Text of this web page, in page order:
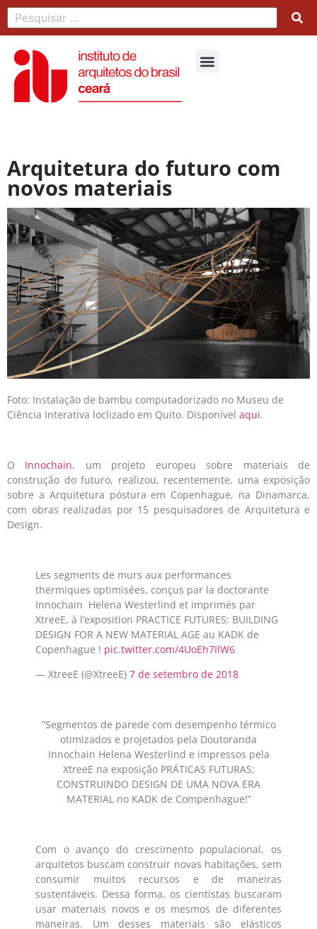
Arquitetura do futuro com
novos materiais
Foto: Instalação de bambu computadorizado no Museu de
Ciência Interativa loclizado em Quito. Disponível aqui.
O Innochain, um projeto europeu sobre materiais de
construção do futuro, realizou, recentemente, uma exposição
sobre a Arquitetura póstura em Copenhague, na Dinamarca,
com obras realizadas por 15 pesquisadores de Arquitetura e
Design.
Les segments de murs aux performances
thermiques optimisées, conçus par la doctorante
Innochain Helena Westerlind et imprimés par
XtreeE, à l’exposition PRACTICE FUTURES: BUILDING
DESIGN FOR A NEW MATERIAL AGE au KADK de
Copenhague ! pic.twitter.com/4UoEh7IlW6
— XtreeE (@XtreeE) 7 de setembro de 2018
”Segmentos de parede com desempenho térmico
otimizados e projetados pela Doutoranda
Innochain Helena Westerlind e impressos pela
XtreeE na exposição PRÁTICAS FUTURAS:
CONSTRUINDO DESIGN DE UMA NOVA ERA
MATERIAL no KADK de Compenhague!”
Com o avanço do crescimento populacional, os
arquitetos buscam construir novas habitações, sem
consumir muitos recursos e de maneiras
sustentáveis. Dessa forma, os cientistas buscaram
usar materiais novos e os mesmos de diferentes
maneiras. Um desses materiais são elásticos